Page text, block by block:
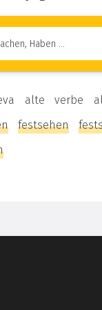
alte verbe
festsehen